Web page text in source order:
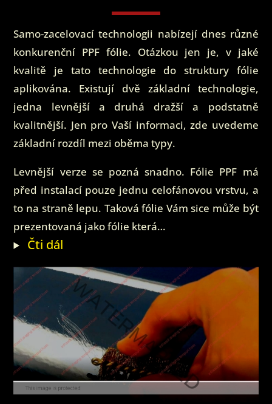
Samo-zacelovací technologii nabízejí dnes různé
konkurenční PPF fólie. Otázkou jen je, v jaké
kvalitě je tato technologie do struktury fólie
aplikována. Existují dvě základní technologie,
jedna levnější a druhá dražší a podstatně
kvalitnější. Jen pro Vaší informaci, zde uvedeme
základní rozdíl mezi oběma typy.
Levnější verze se pozná snadno. Fólie PPF má
před instalací pouze jednu celofánovou vrstvu, a
to na straně lepu. Taková fólie Vám sice může být
prezentovaná jako fólie která…
Čti dál